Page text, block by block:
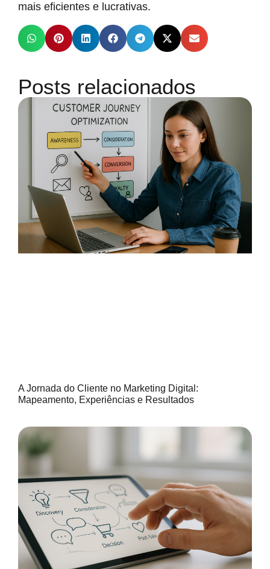
mais eficientes e lucrativas.
Posts relacionados
A Jornada do Cliente no Marketing Digital:
Mapeamento, Experiências e Resultados